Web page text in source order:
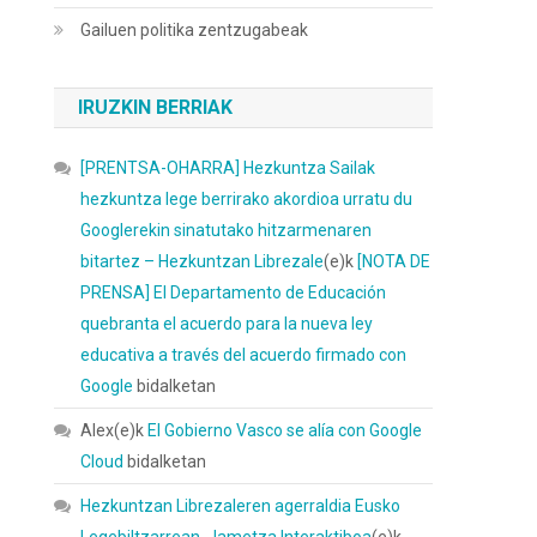
Gailuen politika zentzugabeak
IRUZKIN BERRIAK
[PRENTSA-OHARRA] Hezkuntza Sailak
hezkuntza lege berrirako akordioa urratu du
Googlerekin sinatutako hitzarmenaren
bitartez – Hezkuntzan Librezale(e)k [NOTA DE
PRENSA] El Departamento de Educación
quebranta el acuerdo para la nueva ley
educativa a través del acuerdo firmado con
Google bidalketan
Alex(e)k El Gobierno Vasco se alía con Google
Cloud bidalketan
Hezkuntzan Librezaleren agerraldia Eusko